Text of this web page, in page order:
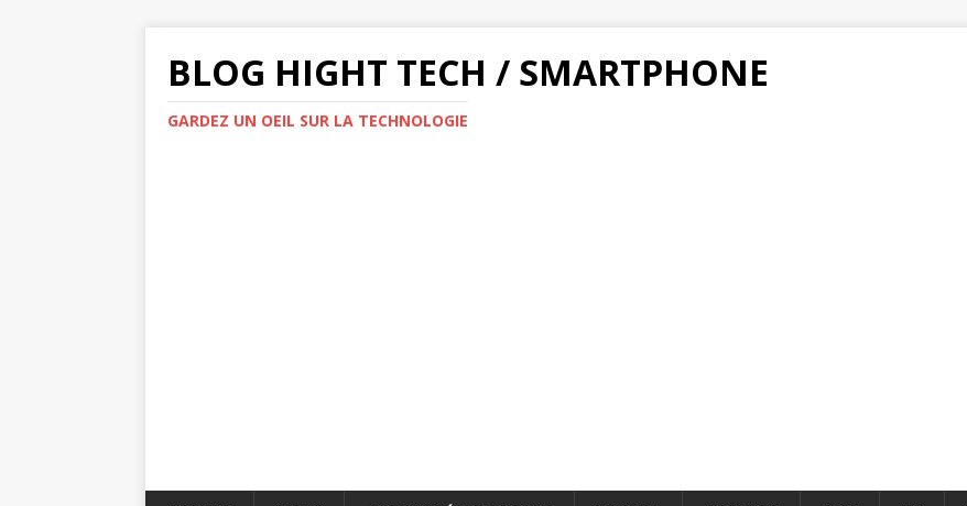
BLOG HIGHT TECH / SMARTPHONE
GARDEZ UN OEIL SUR LA TECHNOLOGIE